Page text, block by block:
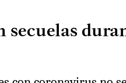
secuelas